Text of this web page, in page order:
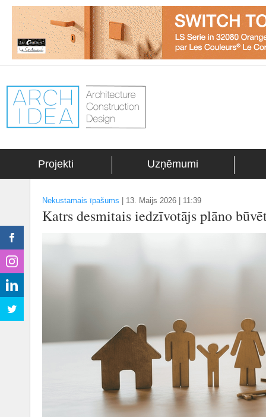
Projekti Uzņēmumi
Nekustamais īpašums 13. Maijs 2026 | 11:39
Katrs desmitais iedzīvotājs plāno